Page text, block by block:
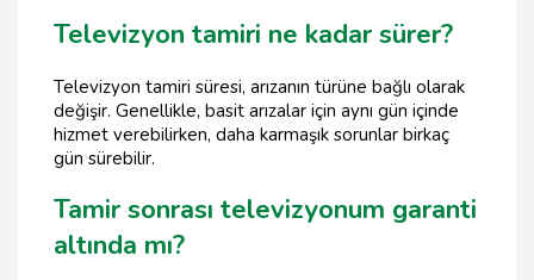
Televizyon tamiri ne kadar sürer?
Televizyon tamiri süresi, arızanın türüne bağlı olarak
değişir. Genellikle, basit arızalar için aynı gün içinde
hizmet verebilirken, daha karmaşık sorunlar birkaç
gün sürebilir.
Tamir sonrası televizyonum garanti
altında mı?